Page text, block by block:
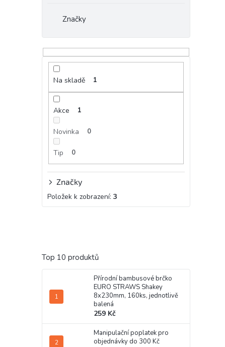
Značky
Na skladě 1
Akce 1
Novinka 0
Tip 0
Značky
Položek k zobrazení: 3
Top 10 produktů
Přírodní bambusové brčko
EURO STRAWS Shakey
8x230mm, 160ks, jednotlivě
balená
259 Kč
Manipulační poplatek pro
objednávky do 300 Kč